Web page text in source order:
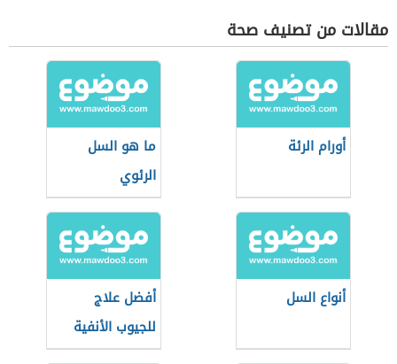
مقالات من تصنيف صحة
أورام الرئة
ما هو السل
الرئوي
أنواع السل
أفضل علاج
للجيوب الأنفية